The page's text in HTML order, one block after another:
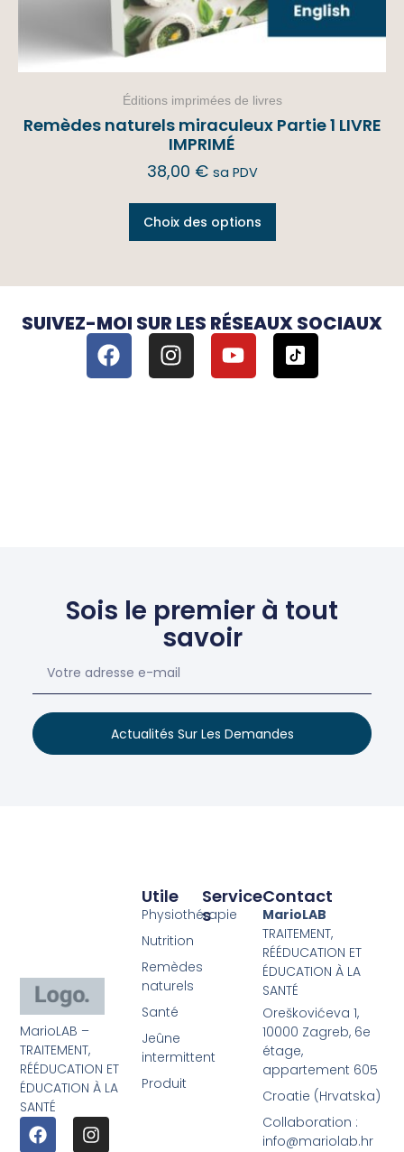
Éditions imprimées de livres
Remèdes naturels miraculeux Partie 1 LIVRE
IMPRIMÉ
38,00 € sa PDV
Choix des options
SUIVEZ-MOI SUR LES RÉSEAUX SOCIAUX
Sois le premier à tout
savoir
Actualités Sur Les Demandes
MarioLAB –
TRAITEMENT,
RÉÉDUCATION ET
ÉDUCATION À LA
SANTÉ
Service
S
Utile
Physiothérapie
Nutrition
Remèdes
naturels
Santé
Jeûne
intermittent
Produit
Contact
MarioLAB
TRAITEMENT,
RÉÉDUCATION ET
ÉDUCATION À LA
SANTÉ
Oreškovićeva 1,
10000 Zagreb, 6e
étage,
appartement 605
Croatie (Hrvatska)
Collaboration :
info@mariolab.hr